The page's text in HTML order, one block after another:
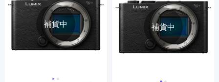
補貨中 補貨中